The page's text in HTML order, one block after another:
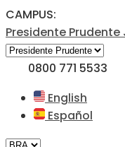
CAMPUS:
Presidente Prudente
0800 771 5533
English
Español